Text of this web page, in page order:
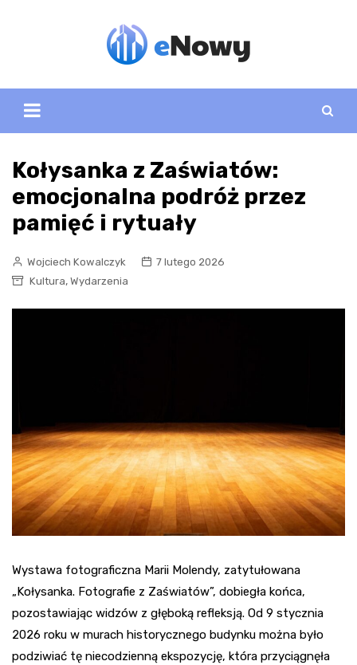
Kołysanka z Zaświatów:
emocjonalna podróż przez
pamięć i rytuały
Wojciech Kowalczyk
7 lutego 2026
Kultura, Wydarzenia
Wystawa fotograficzna Marii Molendy, zatytułowana
„Kołysanka. Fotografie z Zaświatów”, dobiegła końca,
pozostawiając widzów z głęboką refleksją. Od 9 stycznia
2026 roku w murach historycznego budynku można było
podziwiać tę niecodzienną ekspozycję, która przyciągnęła